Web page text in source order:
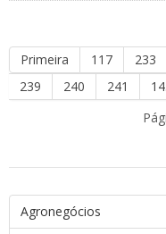
Primeira 117 233
239
240 241
Agronegócios